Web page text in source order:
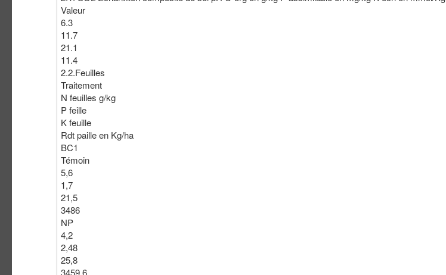
Valeur
6.3
11.7
21.1
11.4
2.2.Feuilles
Traitement
N feuilles g/kg
P feille
K feuille
Rdt paille en Kg/ha
BC1
Témoin
5,6
1,7
21,5
3486
NP
4,2
2,48
25,8
3459,6